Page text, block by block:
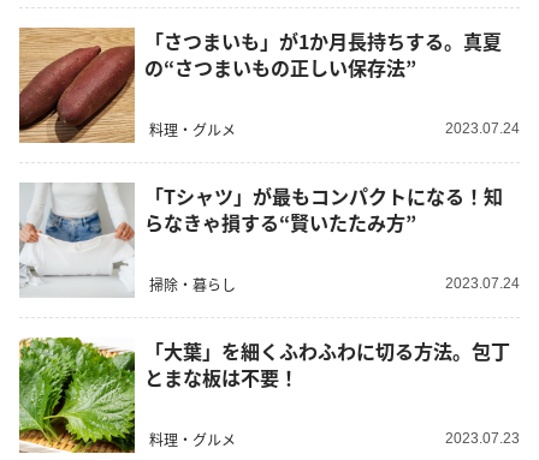
「さつまいも」が1か月長持ちする。真夏
の“さつまいもの正しい保存法”
料理・グルメ 2023.07.24
「Tシャツ」が最もコンパクトになる！知
らなきゃ損する“賢いたたみ方”
掃除・暮らし 2023.07.24
「大葉」を細くふわふわに切る方法。包丁
とまな板は不要！
料理・グルメ 2023.07.23